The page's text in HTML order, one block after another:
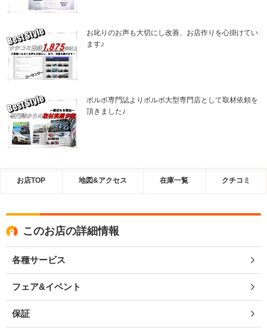
お叱りのお声も大切にし改善、お店作りを心掛けてい
ます♪
ボルボ専門誌よりボルボ大型専門店として取材依頼を
頂きました♪
お店TOP 地図&アクセス 在庫一覧 クチコミ
このお店の詳細情報
各種サービス
フェア&イベント
保証